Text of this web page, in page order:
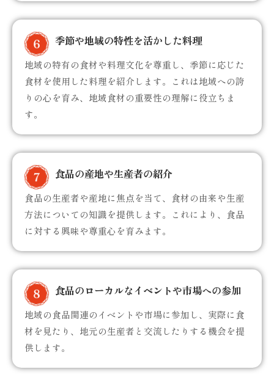
季節や地域の特性を活かした料理
地域の特有の食材や料理文化を尊重し、季節に応じた
食材を使用した料理を紹介します。これは地域への誇
りの心を育み、地域食材の重要性の理解に役立ちま
す。
食品の産地や生産者の紹介
食品の生産者や産地に焦点を当て、食材の由来や生産
方法についての知識を提供します。これにより、食品
に対する興味や尊重心を育みます。
食品のローカルなイベントや市場への参加
地域の食品関連のイベントや市場に参加し、実際に食
材を見たり、地元の生産者と交流したりする機会を提
供します。